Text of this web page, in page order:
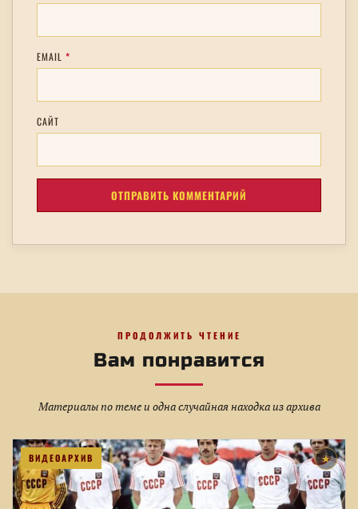
EMAIL *
САЙТ
ПРОДОЛЖИТЬ ЧТЕНИЕ
Вам понравится
Материалы по теме и одна случайная находка из архива
ВИДЕОАРХИВ ★